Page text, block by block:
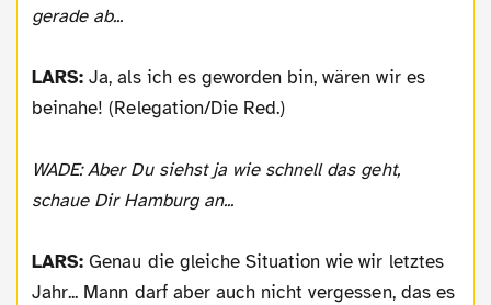
gerade ab...
LARS: Ja, als ich es geworden bin, wären wir es
beinahe! (Relegation/Die Red.)
WADE: Aber Du siehst ja wie schnell das geht,
schaue Dir Hamburg an...
LARS: Genau die gleiche Situation wie wir letztes
Jahr... Mann darf aber auch nicht vergessen, das es